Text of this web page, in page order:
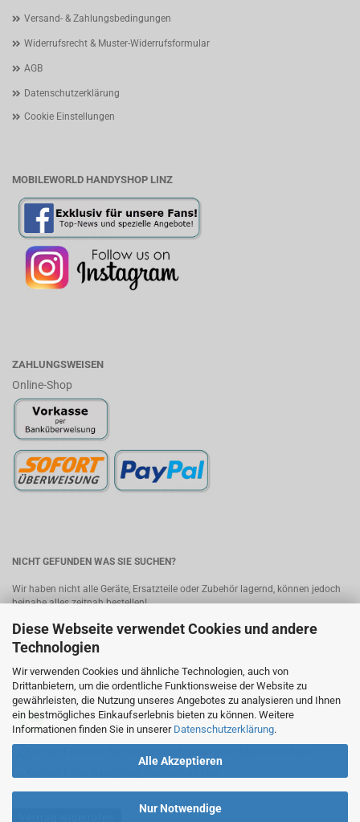
Diese Webseite verwendet Cookies und andere
Technologien
Wir verwenden Cookies und ähnliche Technologien, auch von
Drittanbietern, um die ordentliche Funktionsweise der Website zu
gewährleisten, die Nutzung unseres Angebotes zu analysieren und Ihnen
ein bestmögliches Einkaufserlebnis bieten zu können. Weitere
Informationen finden Sie in unserer Datenschutzerklärung.
Alle Akzeptieren
Nur Notwendige
Versand- & Zahlungsbedingungen
Widerrufsrecht & Muster-Widerrufsformular
AGB
Datenschutzerklärung
Cookie Einstellungen
MOBILEWORLD HANDYSHOP LINZ
ZAHLUNGSWEISEN
Online-Shop
NICHT GEFUNDEN WAS SIE SUCHEN?
Wir haben nicht alle Geräte, Ersatzteile oder Zubehör lagernd, können jedoch
beinahe alles zeitnah bestellen!
Bitte senden Sie uns Ihre Anfrage, wir melden uns umgehend mit einem
Angebot.Kontakt
MobileWorld - Ihr Online-Handyshop in Linz